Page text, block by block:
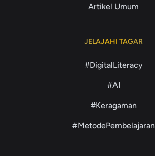
Artikel Umum
JELAJAHI TAGAR
#DigitalLiteracy
#AI
#Keragaman
#MetodePembelajaran